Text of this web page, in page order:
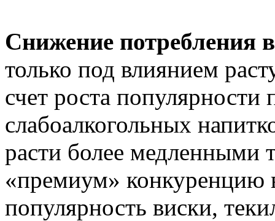
Снижение потребления
только под влиянием
счет роста популярности
слабоалкогольных
расти более медленными
«премиум» конкуренцию
популярность виски,